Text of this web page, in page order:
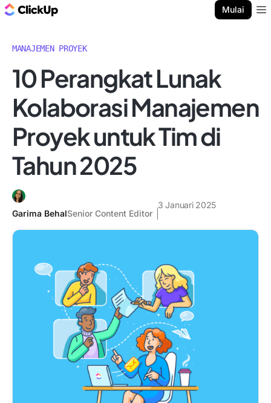
Mulai
MANAJEMEN PROYEK
10 Perangkat Lunak
Kolaborasi Manajemen
Proyek untuk Tim di
Tahun 2025
Garima BehalSenior Content Editor
3 Januari 2025